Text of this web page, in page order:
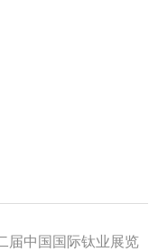
届中国国际钛业展览